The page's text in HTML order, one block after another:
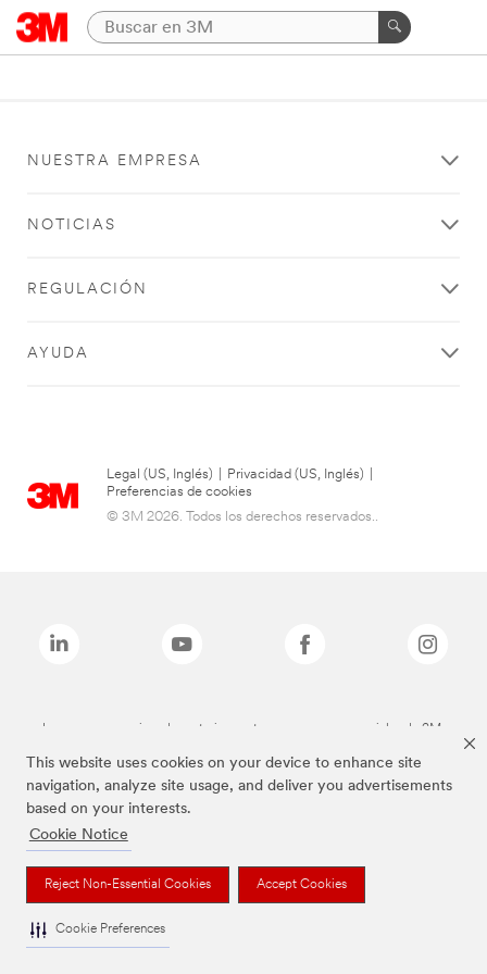
This website uses cookies on your device to enhance site
navigation, analyze site usage, and deliver you advertisements
based on your interests.
Cookie Notice
Reject Non-Essential Cookies Accept Cookies
Cookie Preferences
NUESTRA EMPRESA
NOTICIAS
REGULACIÓN
AYUDA
Legal (US, Inglés) Privacidad (US, Inglés)
Preferencias de cookies
© 3M 2026. Todos los derechos reservados..
Las marcas mencionadas anteriormente son marcas comerciales de 3M.